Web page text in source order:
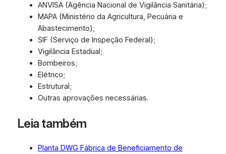
ANVISA (Agência Nacional de Vigilância Sanitária);
MAPA (Ministério da Agricultura, Pecuária e
Abastecimento);
SIF (Serviço de Inspeção Federal);
Vigilância Estadual;
Bombeiros;
Elétrico;
Estrutural;
Outras aprovações necessárias.
Leia também
Planta DWG Fábrica de Beneficiamento de